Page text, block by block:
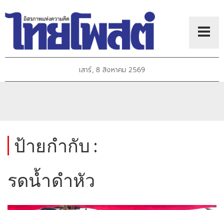
เสาร์, 8 สิงหาคม 2569
ป้ายกำกับ :
รดน้ำดำหัว